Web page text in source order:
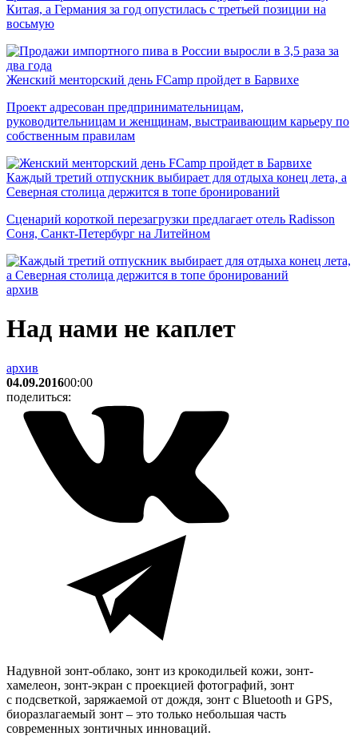
Китая, а Германия за год опустилась с третьей позиции на
восьмую
Женский менторский день FCamp пройдет в Барвихе
Проект адресован предпринимательницам,
руководительницам и женщинам, выстраивающим карьеру по
собственным правилам
Каждый третий отпускник выбирает для отдыха конец лета, а
Северная столица держится в топе бронирований
Сценарий короткой перезагрузки предлагает отель Radisson
Соня, Санкт-Петербург на Литейном
архив
Над нами не каплет
архив
04.09.201600:00
поделиться:
Надувной зонт-облако, зонт из крокодильей кожи, зонт-
хамелеон, зонт-экран с проекцией фотографий, зонт
с подсветкой, заряжаемой от дождя, зонт с Bluetooth и GPS,
биоразлагаемый зонт – это только небольшая часть
современных зонтичных инноваций.